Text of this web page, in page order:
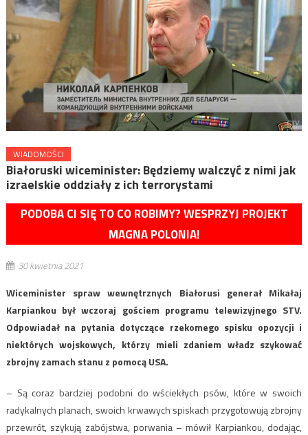
WIADOMOŚCI
Białoruski wiceminister: Będziemy walczyć z nimi jak
izraelskie oddziały z ich terrorystami
PODOBA CI SIĘ TO CO ROBIMY? WESPRZYJ PROJEKT
MAGNA POLONIA!
30 kwietnia 2021
Wiceminister spraw wewnętrznych Białorusi generał Mikałaj
Karpiankou był wczoraj gościem programu telewizyjnego STV.
Odpowiadał na pytania dotyczące rzekomego spisku opozycji i
niektórych wojskowych, którzy mieli zdaniem władz szykować
zbrojny zamach stanu z pomocą USA.
– Są coraz bardziej podobni do wściekłych psów, które w swoich
radykalnych planach, swoich krwawych spiskach przygotowują zbrojny
przewrót, szykują zabójstwa, porwania – mówił Karpiankou, dodając,